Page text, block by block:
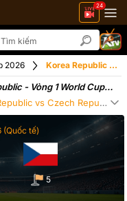
24
2026 Korea Republic vs Czech Republic ngày 12-06-2026
- Vòng 1 World Cup
vs Czech Republic
(Quốc tế)
5